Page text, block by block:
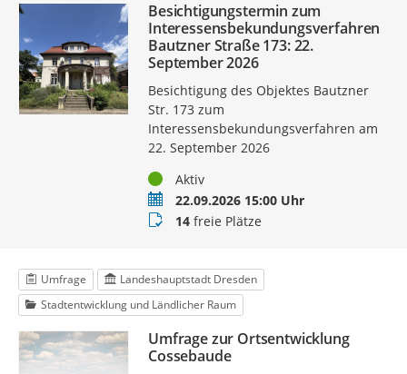
Besichtigungstermin zum
Interessensbekundungsverfahren
Bautzner Straße 173: 22.
September 2026
Besichtigung des Objektes Bautzner
Str. 173 zum
Interessensbekundungsverfahren am
22. September 2026
StatusAktiv
Termin22.09.2026 15:00 Uhr
Buchungsstatus
14freie Plätze
Umfrage
Landeshauptstadt Dresden
Stadtentwicklung und Ländlicher Raum
Umfrage zur Ortsentwicklung
Cossebaude